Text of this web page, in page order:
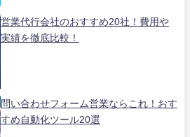
営業代行会社のおすすめ20社！費用や
実績を徹底比較！
問い合わせフォーム営業ならこれ！おす
すめ自動化ツール20選